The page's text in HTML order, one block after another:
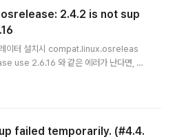
2.4.2 is not sup
이터 설치시 compat.linux.osreleas
use 2.6.16 와 같은 에러가 난다면, s
failed temporarily. (#4.4.